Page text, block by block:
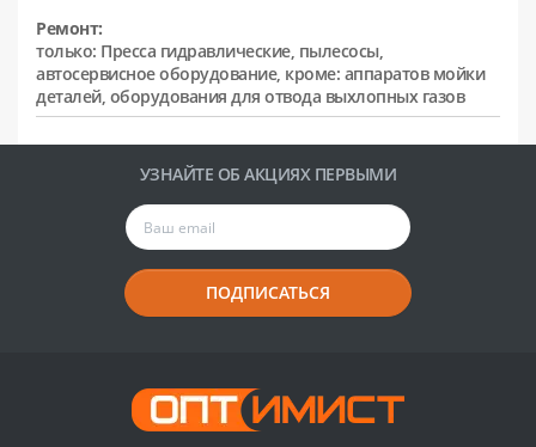
Ремонт:
только: Пресса гидравлические, пылесосы,
автосервисное оборудование, кроме: аппаратов мойки
деталей, оборудования для отвода выхлопных газов
УЗНАЙТЕ ОБ АКЦИЯХ ПЕРВЫМИ
ПОДПИСАТЬСЯ